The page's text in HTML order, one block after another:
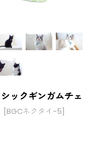
クギンガムチェ
BGCネクタイ-5